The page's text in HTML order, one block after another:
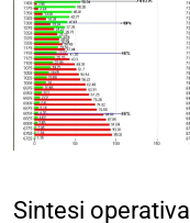
Sintesi operativa